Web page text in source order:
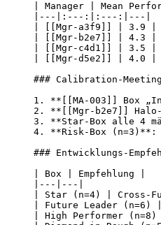
| Manager | Mean
|---|:---:|:---:|---|
| [[Mgr-a3f9]] | 3.9 |
| [[Mgr-b2e7]] | 4.3 |
| [[Mgr-c4d1]] | 3.5 |
| [[Mgr-d5e2]] | 4.0 |
### Calibration-
1. **[[MA-003]] Box
2. **[[Mgr-b2e7]] Halo-
3. **Star-Box alle 4
4. **Risk-Box (n=3)**:
### Entwicklungs-
| Box | Empfehlung |
|---|---|
| Star (n=4) | Cross-
| Future Leader (n=6)
| High Performer